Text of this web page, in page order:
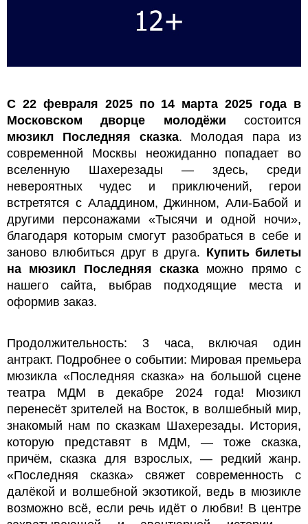
С 22 февраля 2025 по 14 марта 2025 года в
Московском дворце молодёжи состоится
мюзикл Последняя сказка. Молодая пара из
современной Москвы неожиданно попадает во
вселенную Шахерезады — здесь, среди
невероятных чудес и приключений, герои
встретятся с Аладдином, Джинном, Али-Бабой и
другими персонажами «Тысячи и одной ночи»,
благодаря которым смогут разобраться в себе и
заново влюбиться друг в друга. Купить билеты
на мюзикл Последняя сказка можно прямо с
нашего сайта, выбрав подходящие места и
оформив заказ.
Продолжительность: 3 часа, включая один
антракт. Подробнее о событии: Мировая премьера
мюзикла «Последняя сказка» на большой сцене
театра МДМ в декабре 2024 года! Мюзикл
перенесёт зрителей на Восток, в волшебный мир,
знакомый нам по сказкам Шахерезады. История,
которую представят в МДМ, — тоже сказка,
причём, сказка для взрослых, — редкий жанр.
«Последняя сказка» свяжет современность с
далёкой и волшебной экзотикой, ведь в мюзикле
возможно всё, если речь идёт о любви! В центре